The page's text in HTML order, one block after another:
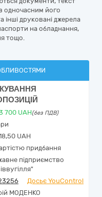
одночасним його
друковані джерела
на обладнання,
тощо.
700 UAH(без ПДВ)
UAH
придбання
підприємство
Досьє YouControl
МОДЕНКО